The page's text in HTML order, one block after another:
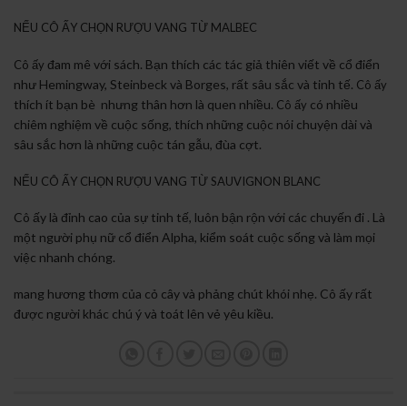
NẾU CÔ ẤY CHỌN RƯỢU VANG TỪ MALBEC
Cô ấy đam mê với sách. Bạn thích các tác giả thiên viết về cổ điển
như Hemingway, Steinbeck và Borges, rất sâu sắc và tinh tế. Cô ấy
thích ít bạn bè nhưng thân hơn là quen nhiều. Cô ấy có nhiều
chiêm nghiệm về cuộc sống, thích những cuộc nói chuyện dài và
sâu sắc hơn là những cuộc tán gẫu, đùa cợt.
NẾU CÔ ẤY CHỌN RƯỢU VANG TỪ SAUVIGNON BLANC
Cô ấy là đỉnh cao của sự tinh tế, luôn bận rộn với các chuyến đi . Là
một người phụ nữ cổ điển Alpha, kiểm soát cuộc sống và làm mọi
việc nhanh chóng.
mang hương thơm của cỏ cây và phảng chút khói nhẹ. Cô ấy rất
được người khác chú ý và toát lên vẻ yêu kiều.